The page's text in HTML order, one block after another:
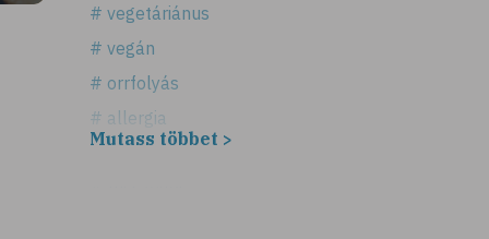
# vegetáriánus
# vegán
# orrfolyás
# allergia
# légúti allergia
Mutass többet >